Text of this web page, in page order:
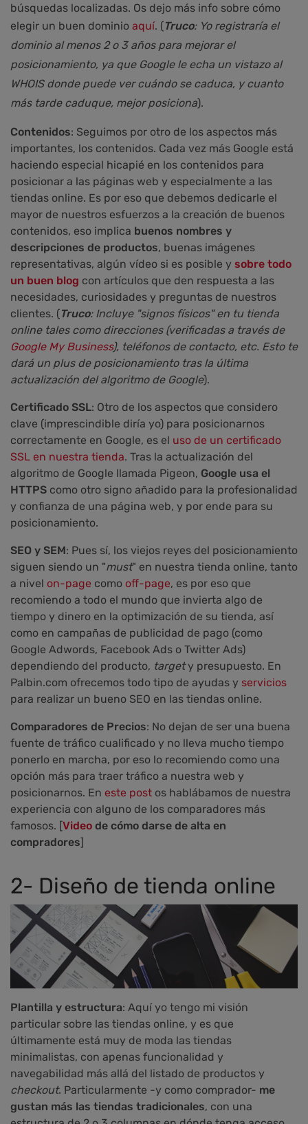
búsquedas localizadas. Os dejo más info sobre cómo
elegir un buen dominio aquí. (Truco: Yo registraría el
dominioal menos 2 o 3 años para mejorar el
posicionamiento, ya que Google le echa un vistazo al
WHOIS donde puede ver cuándo se caduca, y cuanto
más tardecaduque, mejor posiciona).
Contenidos: Seguimos por otro de los aspectos más
importantes, los contenidos. Cada vez más Google está
haciendo especial hicapié en los contenidos para
posicionar a las páginas web y especialmente a las
tiendas online. Es por eso que debemos dedicarle el
mayor de nuestros esfuerzos a la creación de buenos
contenidos, eso implica buenos nombres y
descripciones de productos, buenas imágenes
representativas, algún vídeo si es posible y sobre todo
un buen blog con artículos que den respuesta a las
necesidades, curiosidades y preguntas de nuestros
clientes. (Truco: Incluye "signos físicos" en tu tienda
online tales como direcciones (verificadas a través de
Google My Business), teléfonos de contacto, etc. Esto te
dará un plus de posicionamiento tras la última
actualización del algoritmo de Google).
Certificado SSL: Otro de los aspectos que considero
clave (imprescindible diría yo) para posicionarnos
correctamente en Google, es el uso de un certificado
SSL en nuestra tienda. Tras la actualización del
algoritmo de Google llamada Pigeon, Google usa el
HTTPS como otro signo añadido para la profesionalidad
y confianza de una página web, y por ende para su
posicionamiento.
SEO y SEM: Pues sí, los viejos reyes del posicionamiento
siguen siendo un "must" en nuestra tienda online, tanto
a nivel on-page como off-page, es por eso que
recomiendo a todo el mundo que invierta algo de
tiempo y dinero en la optimización de su tienda, así
como en campañas de publicidad de pago (como
Google Adwords, Facebook Ads o Twitter Ads)
dependiendo del producto, targety presupuesto. En
Palbin.com ofrecemos todo tipo de ayudas y servicios
para realizar un bueno SEO en las tiendas online.
Comparadores de Precios: No dejan de ser una buena
fuente de tráfico cualificado y no lleva mucho tiempo
ponerlo en marcha, por eso lo recomiendo como una
opción más para traer tráfico a nuestra web y
posicionarnos. En este post os hablábamos de nuestra
experiencia con alguno de los comparadores más
famosos. [Video de cómo darse de alta en
compradores]
2- Diseño de tienda online
Plantilla y estructura: Aquí yo tengo mi visión
particular sobre las tiendas online, y es que
últimamente está muy de moda las tiendas
minimalistas, con apenas funcionalidad y
navegabilidad más allá del listado de productos y
checkout. Particularmente -y como comprador- me
gustan más las tiendas tradicionales, con una